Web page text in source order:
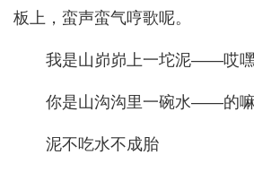
板上，蛮声蛮气哼歌呢。
我是山峁峁上一坨泥——哎
你是山沟沟里一碗水——的嘛
泥不吃水不成胎